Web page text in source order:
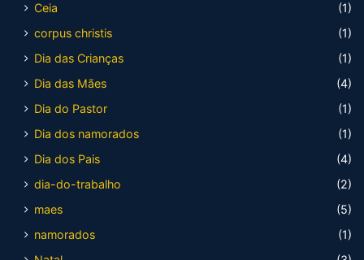
Ceia
(1)
corpus christis
(1)
Dia das Crianças
(1)
Dia das Mães
(4)
Dia do Pastor
(1)
Dia dos namorados
(1)
Dia dos Pais
(4)
dia-do-trabalho
(2)
maes
(5)
namorados
(1)